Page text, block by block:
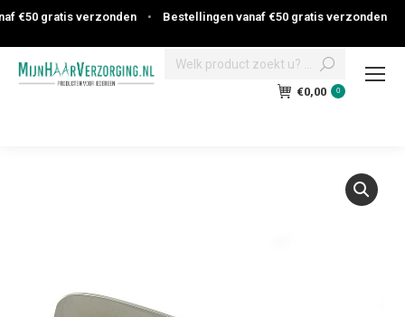
€50 gratis verzonden Bestellingen vanaf €50 gratis verzonden
Search:
€0,00 0